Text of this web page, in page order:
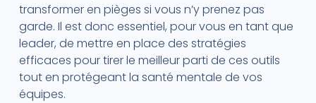
transformer en pièges si vous n’y prenez pas
garde. Il est donc essentiel, pour vous en tant que
leader, de mettre en place des stratégies
efficaces pour tirer le meilleur parti de ces outils
tout en protégeant la santé mentale de vos
équipes.